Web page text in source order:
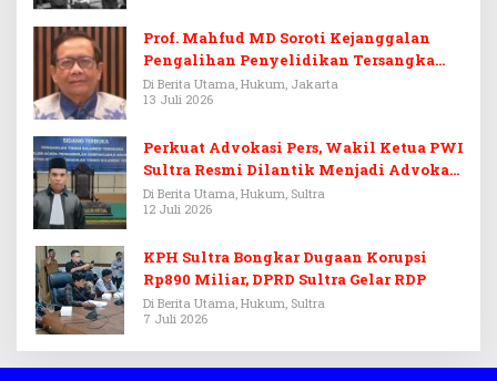
Prof. Mahfud MD Soroti Kejanggalan
Pengalihan Penyelidikan Tersangka
Febrie Adriansyah
Di Berita Utama, Hukum, Jakarta
13 Juli 2026
Perkuat Advokasi Pers, Wakil Ketua PWI
Sultra Resmi Dilantik Menjadi Advokat
PERADI
Di Berita Utama, Hukum, Sultra
12 Juli 2026
KPH Sultra Bongkar Dugaan Korupsi
Rp890 Miliar, DPRD Sultra Gelar RDP
Di Berita Utama, Hukum, Sultra
7 Juli 2026